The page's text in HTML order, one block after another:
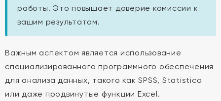
работы. Это повышает доверие комиссии к
вашим результатам.
Важным аспектом является использование
специализированного программного обеспечения
для анализа данных, такого как SPSS, Statistica
или даже продвинутые функции Excel.